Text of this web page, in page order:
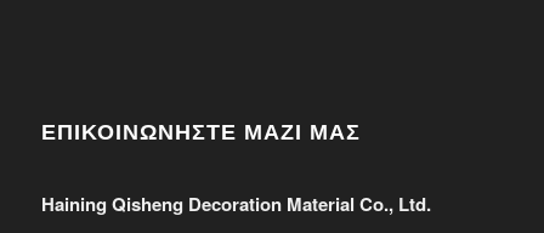
ΕΠΙΚΟΙΝΩΝΗΣΤΕ ΜΑΖΙ ΜΑΣ
Haining Qisheng Decoration Material Co., Ltd.